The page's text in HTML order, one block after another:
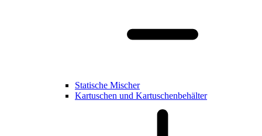
Statische Mischer
Kartuschen und Kartuschenbehälter